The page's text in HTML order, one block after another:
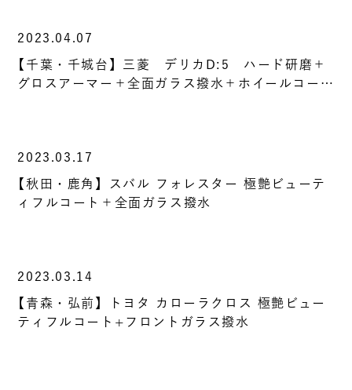
2023.04.07
【千葉・千城台】三菱 デリカD:5 ハード研磨＋
グロスアーマー＋全面ガラス撥水＋ホイールコー…
2023.03.17
【秋田・鹿角】スバル フォレスター 極艶ビューテ
ィフルコート＋全面ガラス撥水
2023.03.14
【青森・弘前】トヨタ カローラクロス 極艶ビュー
ティフルコート+フロントガラス撥水